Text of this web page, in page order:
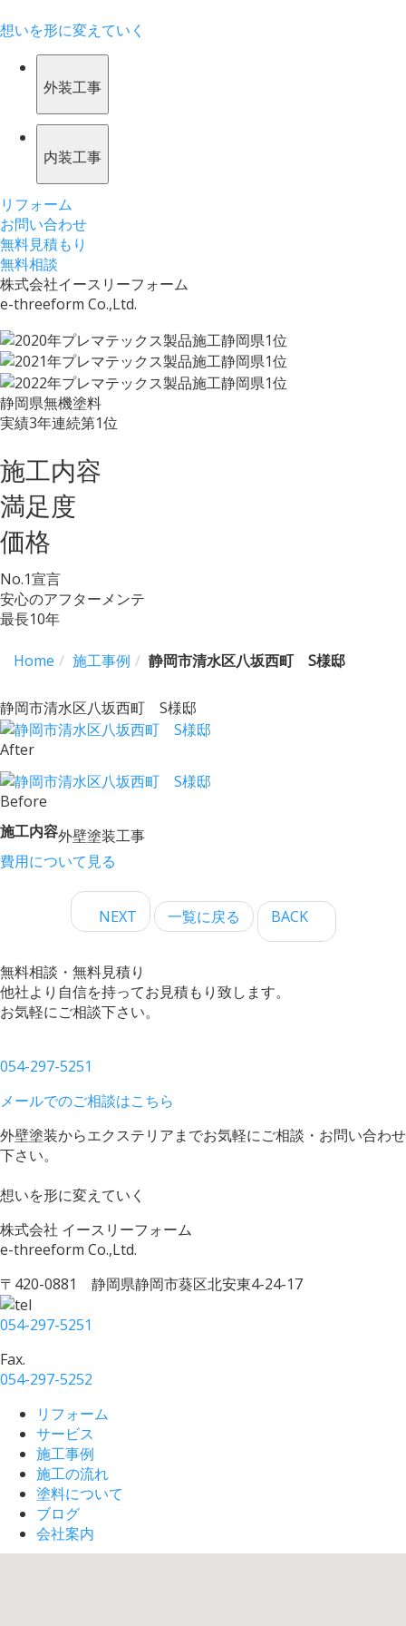
想いを形に変えていく
外装工事
内装工事
リフォーム
お問い合わせ
無料見積もり
無料相談
株式会社イースリーフォーム
e-threeform Co.,Ltd.
静岡県無機塗料
実績3年連続第1位
施工内容
満足度
価格
No.1宣言
安心のアフターメンテ
最長10年
Home 施工事例 静岡市清水区八坂西町 S様邸
静岡市清水区八坂西町 S様邸
After
Before
施工内容外壁塗装工事
費用について見る
NEXT 一覧に戻る BACK
無料相談・無料見積り
他社より自信を持ってお見積もり致します。
お気軽にご相談下さい。
054-297-5251
メールでのご相談はこちら
外壁塗装からエクステリアまでお気軽にご相談・お問い合わせ
下さい。
想いを形に変えていく
株式会社 イースリーフォーム
e-threeform Co.,Ltd.
〒420-0881 静岡県静岡市葵区北安東4-24-17
054-297-5251
Fax.
054-297-5252
リフォーム
サービス
施工事例
施工の流れ
塗料について
ブログ
会社案内